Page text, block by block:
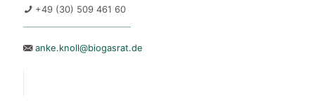
+49 (30) 509 461 60
anke.knoll@biogasrat.de